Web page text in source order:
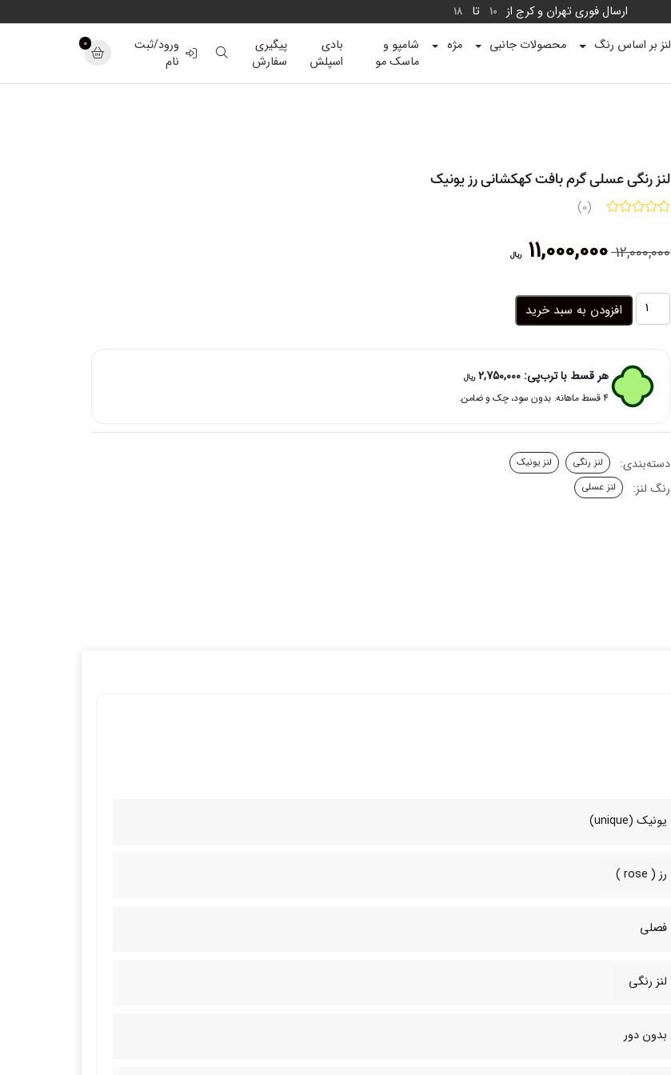
ارسال فوری تهران و کرج از 10 تا 18
لنز بر اساس رنگ محصولات جانبی مژه
شامپو و
ماسک مو
بادی
اسپلش
پیگیری
سفارش
ورود/ثبت
نام
0
لنز رنگی عسلی گرم بافت کهکشانی رز یونیک
(0)
12,000,000 قیمت
اصلی:
بود.
11,000,000 ریالفعلی:
لنز
رنگی
کهکشانی
عدد
افزودن به سبد خرید
هر قسط با ترب‌پی: 2,750,000 ریال
۴ قسط ماهانه. بدون سود، چک و ضامن.
دسته‌بندی: لنز رنگی لنز یونیک
رنگ لنز: لنز عسلی
یونیک (unique)
رز ( rose )
فصلی
لنز رنگی
بدون دور